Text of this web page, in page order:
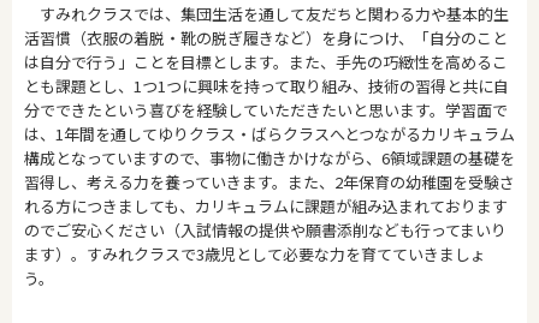
すみれクラスでは、集団生活を通して友だちと関わる力や基本的生
活習慣（衣服の着脱・靴の脱ぎ履きなど）を身につけ、「自分のこと
は自分で行う」ことを目標とします。また、手先の巧緻性を高めるこ
とも課題とし、1つ1つに興味を持って取り組み、技術の習得と共に自
分でできたという喜びを経験していただきたいと思います。学習面で
は、1年間を通してゆりクラス・ばらクラスへとつながるカリキュラム
構成となっていますので、事物に働きかけながら、6領域課題の基礎を
習得し、考える力を養っていきます。また、2年保育の幼稚園を受験さ
れる方につきましても、カリキュラムに課題が組み込まれております
のでご安心ください（入試情報の提供や願書添削なども行ってまいり
ます）。すみれクラスで3歳児として必要な力を育てていきましょ
う。